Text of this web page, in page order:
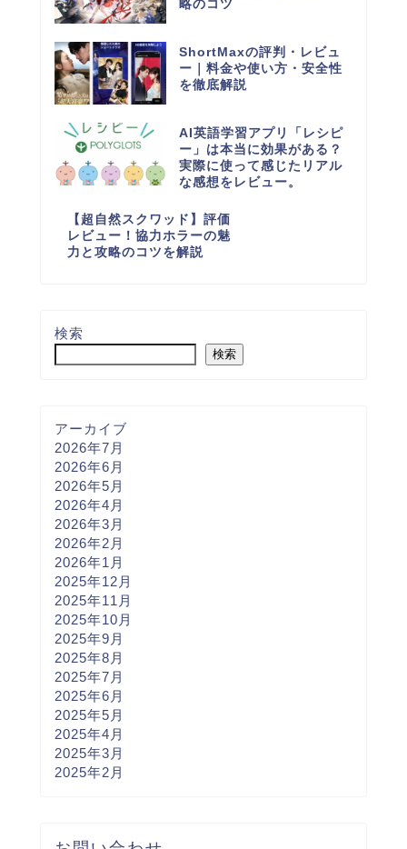
略のコツ
ShortMaxの評判・レビュ
ー｜料金や使い方・安全性
を徹底解説
AI英語学習アプリ「レシピ
ー」は本当に効果がある？
実際に使って感じたリアル
な感想をレビュー。
【超自然スクワッド】評価
レビュー！協力ホラーの魅
力と攻略のコツを解説
検索
検索
アーカイブ
2026年7月
2026年6月
2026年5月
2026年4月
2026年3月
2026年2月
2026年1月
2025年12月
2025年11月
2025年10月
2025年9月
2025年8月
2025年7月
2025年6月
2025年5月
2025年4月
2025年3月
2025年2月